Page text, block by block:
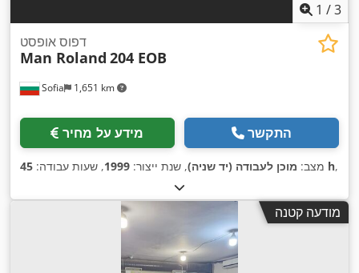
1 /3
Sofia 1,651 km
דפוס אופסט
Man Roland 204 EOB
מידע על מחיר התקשר
מצב: מוכן לעבודה (יד שניה), שנת ייצור: 1999, שעות עבודה: 45 h,
מודעה קטנה